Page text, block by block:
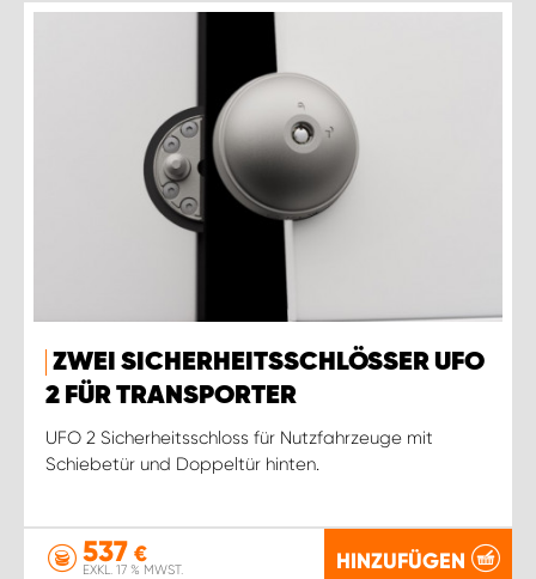
ZWEI SICHERHEITSSCHLÖSSER UFO
2 FÜR TRANSPORTER
UFO 2 Sicherheitsschloss für Nutzfahrzeuge mit
Schiebetür und Doppeltür hinten.
537 €
EXKL. 17 % MWST. HINZUFÜGEN